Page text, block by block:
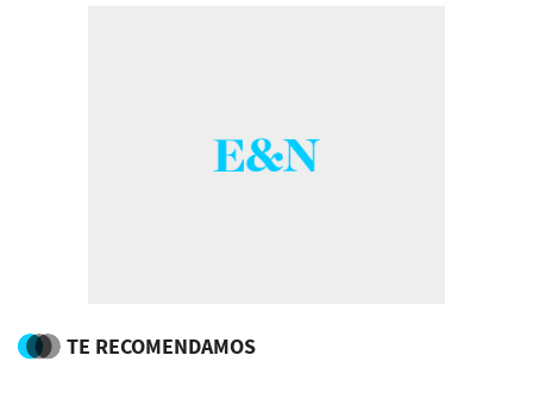
TE RECOMENDAMOS